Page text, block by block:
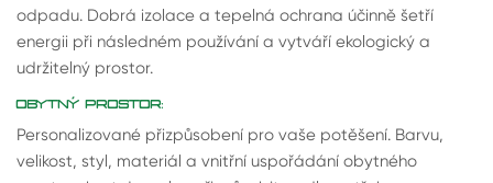
odpadu. Dobrá izolace a tepelná ochrana účinně šetří
energii při následném používání a vytváří ekologický a
udržitelný prostor.
OBYTNÝ PROSTOR:
Personalizované přizpůsobení pro vaše potěšení. Barvu,
velikost, styl, materiál a vnitřní uspořádání obytného